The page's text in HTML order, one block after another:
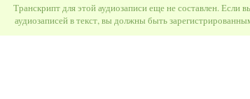
Транскрипт для этой аудиозаписи еще не составлен. Если
аудиозаписей в текст, вы должны быть